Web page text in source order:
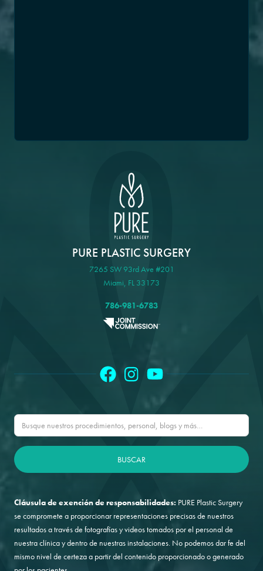
PURE PLASTIC SURGERY
7265 SW 93rd Ave #201
Miami, FL 33173
786-981-6783
Cláusula de exención de responsabilidades: PURE Plastic Surgery
se compromete a proporcionar representaciones precisas de nuestros
resultados a través de fotografías y videos tomados por el personal de
nuestra clínica y dentro de nuestras instalaciones. No podemos dar fe del
mismo nivel de certeza a partir del contenido proporcionado o generado